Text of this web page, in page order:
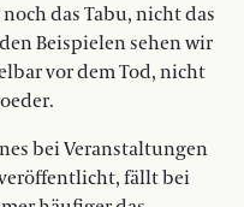
das Tabu, nicht das
Beispielen sehen wir
vor dem Tod, nicht
bei Veranstaltungen
fällt bei